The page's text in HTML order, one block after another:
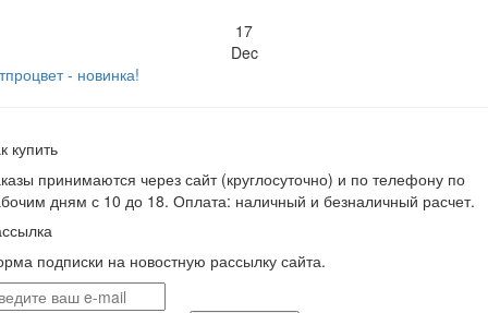
17
Dec
- новинка!
купить
принимаются через сайт (круглосуточно) и по телефону по
дням с 10 до 18. Оплата: наличный и безналичный расчет.
подписки на новостную рассылку сайта.